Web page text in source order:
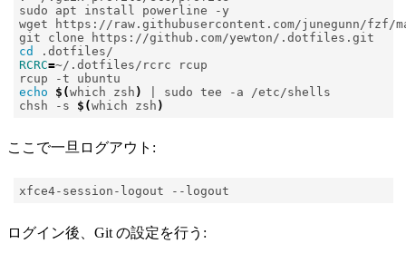
wget https://raw.githubusercontent.com/junegunn/
cd
RCRC=
echo
$(which zsh )
chsh -s $(which zsh )
ここで一旦ログアウト:
ログイン後、Git の設定を行う: